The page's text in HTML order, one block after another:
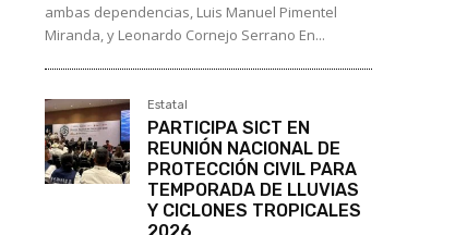
ambas dependencias, Luis Manuel Pimentel
Miranda, y Leonardo Cornejo Serrano En...
Estatal
PARTICIPA SICT EN
REUNIÓN NACIONAL DE
PROTECCIÓN CIVIL PARA
TEMPORADA DE LLUVIAS
Y CICLONES TROPICALES